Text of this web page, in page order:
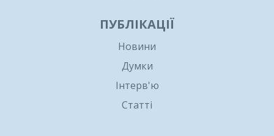
ПУБЛІКАЦІЇ
Новини
Думки
Інтерв'ю
Статті